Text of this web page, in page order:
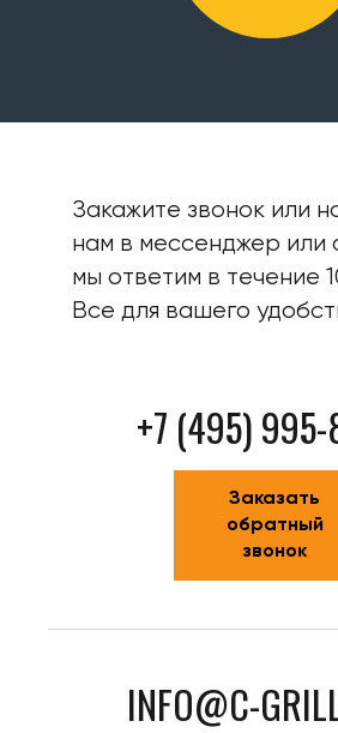
Закажите звонок или
нам в мессенджер или
мы ответим в течение
Все для вашего
+7 (495)
Заказать
обратный
звонок
INFO@C-